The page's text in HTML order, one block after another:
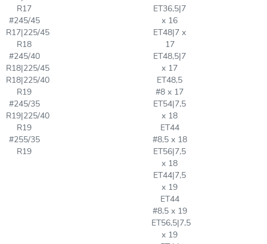
R17
#245/45
R17|225/45
R18
#245/40
R18|225/45
R18|225/40
R19
#245/35
R19|225/40
R19
#255/35
R19
ET36,5|7
x 16
ET48|7 x
17
ET48,5|7
x 17
ET48,5
#8 x 17
ET54|7,5
x 18
ET44
#8,5 x 18
ET56|7,5
x 18
ET44|7,5
x 19
ET44
#8,5 x 19
ET56,5|7,5
x 19